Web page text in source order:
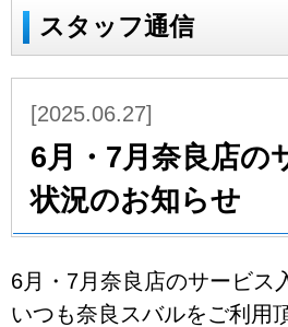
スタッフ通信
[2025.06.27]
6月・7月奈良店の
状況のお知らせ
6月・7月奈良店のサービス
いつも奈良スバルをご利用